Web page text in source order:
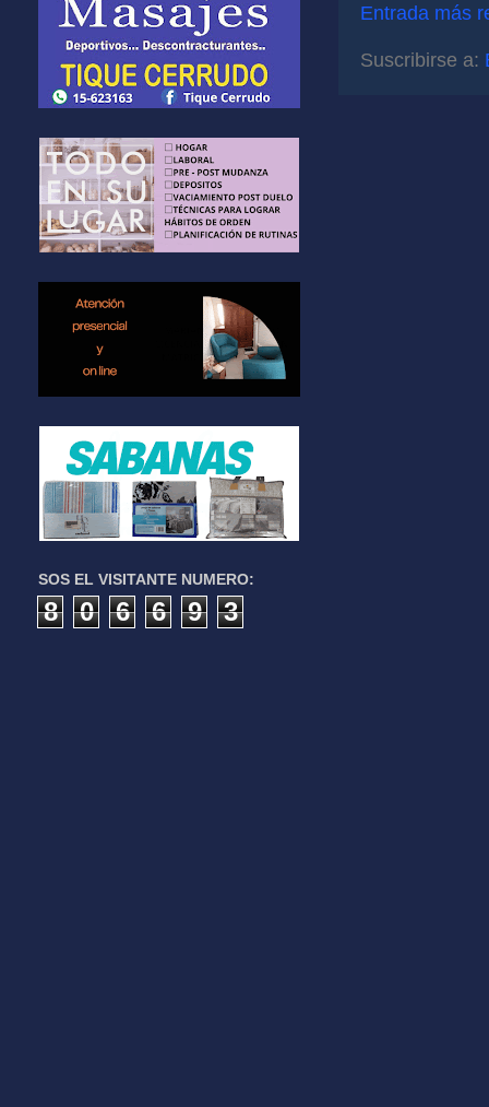
Entrada más
Suscribirse a:
SOS EL VISITANTE NUMERO:
8 0 6 6 9 3